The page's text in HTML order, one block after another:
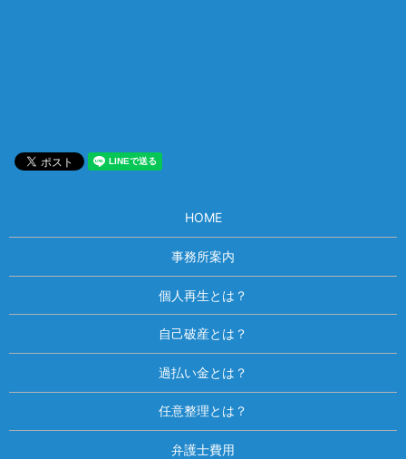
HOME
事務所案内
個人再生とは？
自己破産とは？
過払い金とは？
任意整理とは？
弁護士費用